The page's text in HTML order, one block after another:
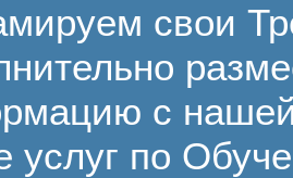
свои
с
услуг по